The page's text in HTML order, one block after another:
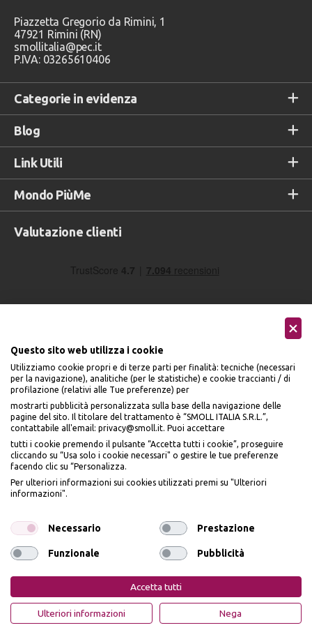
Categorie in evidenza
Blog
Link Utili
Mondo PiùMe
Piazzetta Gregorio da Rimini, 1
47921 Rimini (RN)
smollitalia@pec.it
P.IVA: 03265610406
Valutazione clienti
Accettiamo
Seguici sui social
PiùMe è un marchio di PiùMe s.r.l. con sede legale in via
Aurelio Lampredi, n. 81 - 57121 Livorno (LI) - P.IVA
01952440491 - piumesrl@legalmail.it
Privacy Policy Cookie Policy
Questo sito web utilizza i cookie
Utilizziamo cookie propri e di terze parti per finalità: tecniche (necessari
per la navigazione), analitiche (per le statistiche) e cookie traccianti / di
profilazione (relativi alle Tue preferenze) per
mostrarti pubblicità personalizzata sulla base della navigazione delle
pagine del sito. Il titolare del trattamento è “SMOLL ITALIA S.R.L.”,
contattabile all'email: privacy@smoll.it. Puoi accettare
tutti i cookie premendo il pulsante “Accetta tutti i cookie”, proseguire
cliccando su “Usa solo i cookie necessari" o gestire le tue preferenze
facendo clic su “Personalizza.
Per ulteriori informazioni sui cookies utilizzati premi su "Ulteriori
informazioni".
Necessario Prestazione
Funzionale Pubblicità
Accetta tutti
Ulteriori informazioni Nega
BENVENUTO DA
PIÙME
IL10% DI SCONTO
dell’art. 13 del Reg UE 2016/679 e presto il mio consenso a ricevere email
promozionali. In qualsiasi momento è possibile revocare il consenso
OTTIENI IL 10% DI SCONTO